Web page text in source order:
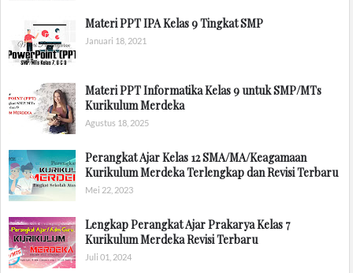
Materi PPT IPA Kelas 9 Tingkat SMP
Januari 18, 2021
Materi PPT Informatika Kelas 9 untuk SMP/MTs
Kurikulum Merdeka
Agustus 18, 2025
Perangkat Ajar Kelas 12 SMA/MA/Keagamaan
Kurikulum Merdeka Terlengkap dan Revisi Terbaru
Mei 22, 2023
Lengkap Perangkat Ajar Prakarya Kelas 7
Kurikulum Merdeka Revisi Terbaru
Juli 01, 2024